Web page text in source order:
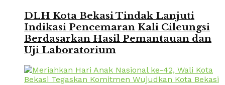
DLH Kota Bekasi Tindak Lanjuti
Indikasi Pencemaran Kali Cileungsi
Berdasarkan Hasil Pemantauan dan
Uji Laboratorium